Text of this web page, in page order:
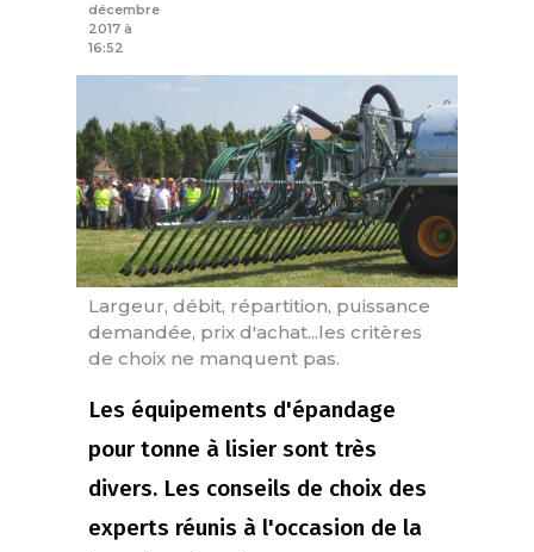
décembre
2017 à
16:52
Largeur, débit, répartition, puissance
demandée, prix d'achat...les critères
de choix ne manquent pas.
Les équipements d'épandage
pour tonne à lisier sont très
divers. Les conseils de choix des
experts réunis à l'occasion de la